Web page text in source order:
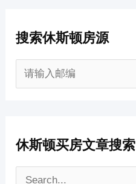
搜索休斯顿房源
休斯顿买房文章搜索